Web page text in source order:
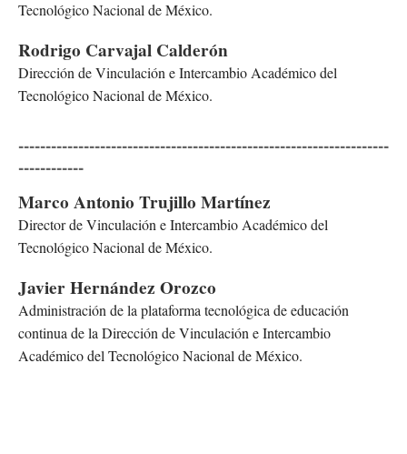
Tecnológico Nacional de México.
Rodrigo Carvajal Calderón
Dirección de Vinculación e Intercambio Académico del
Tecnológico Nacional de México.
--------------------------------------------------------------------
------------
Marco Antonio Trujillo Martínez
Director de Vinculación e Intercambio Académico del
Tecnológico Nacional de México.
Javier Hernández Orozco
Administración de la plataforma tecnológica de educación
continua de la Dirección de Vinculación e Intercambio
Académico del Tecnológico Nacional de México.